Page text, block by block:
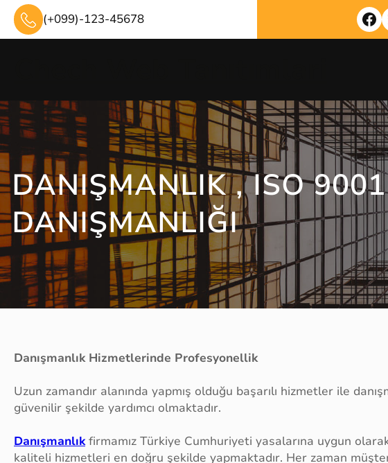
İçeriğe
geç
(+099)-123-45678 Facebook
DANIŞMANLIK , ISO
DANIŞMANLIĞI
Danışmanlık Hizmetlerinde Profesyonellik
Uzun zamandır alanında yapmış olduğu başarılı hizmetler ile
güvenilir şekilde yardımcı olmaktadır.
Danışmanlıkfirmamız Türkiye Cumhuriyeti yasalarına uygun
kaliteli hizmetleri en doğru şekilde yapmaktadır. Her zaman